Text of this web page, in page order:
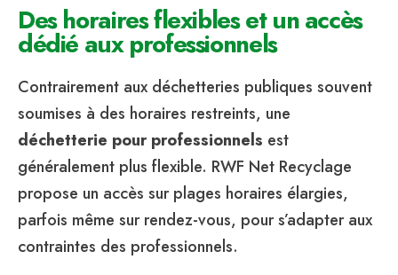
Des horaires flexibles et un accès
dédié aux professionnels
Contrairement aux déchetteries publiques souvent
soumises à des horaires restreints, une
déchetterie pour professionnels est
généralement plus flexible. RWF Net Recyclage
propose un accès sur plages horaires élargies,
parfois même sur rendez-vous, pour s’adapter aux
contraintes des professionnels.